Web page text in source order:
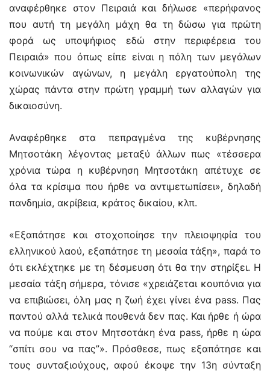
αναφέρθηκε στον Πειραιά και δήλωσε «περήφανος
που αυτή τη μεγάλη μάχη θα τη δώσω για πρώτη
φορά ως υποψήφιος εδώ στην περιφέρεια του
Πειραιά» που όπως είπε είναι η πόλη των μεγάλων
κοινωνικών αγώνων, η μεγάλη εργατούπολη της
χώρας πάντα στην πρώτη γραμμή των αλλαγών για
δικαιοσύνη.
Αναφέρθηκε στα πεπραγμένα της κυβέρνησης
Μητσοτάκη λέγοντας μεταξύ άλλων πως «τέσσερα
χρόνια τώρα η κυβέρνηση Μητσοτάκη απέτυχε σε
όλα τα κρίσιμα που ήρθε να αντιμετωπίσει», δηλαδή
πανδημία, ακρίβεια, κράτος δικαίου, κλπ.
«Εξαπάτησε και στοχοποίησε την πλειοψηφία του
ελληνικού λαού, εξαπάτησε τη μεσαία τάξη», παρά το
ότι εκλέχτηκε με τη δέσμευση ότι θα την στηρίξει. Η
μεσαία τάξη σήμερα, τόνισε «χρειάζεται κουπόνια για
να επιβιώσει, όλη μας η ζωή έχει γίνει ένα pass. Πας
παντού αλλά τελικά πουθενά δεν πας. Και ήρθε ή ώρα
να πούμε και στον Μητσοτάκη ένα pass, ήρθε η ώρα
“σπίτι σου να πας”». Πρόσθεσε, πως εξαπάτησε και
τους συνταξιούχους, αφού έκοψε την 13η σύνταξη